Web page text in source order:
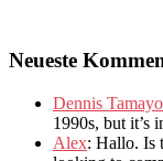
Neueste
Dennis Tamayo
1990s, but it’s
Alex: Hallo. Is